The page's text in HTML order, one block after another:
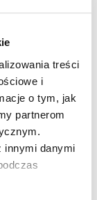
treści
i
o tym, jak
partnerom
innymi danymi
i
uczelni.
planów na